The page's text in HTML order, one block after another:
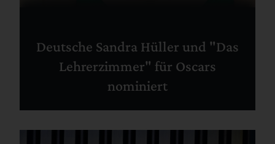
Deutsche Sandra Hüller und "Das
Lehrerzimmer" für Oscars
nominiert